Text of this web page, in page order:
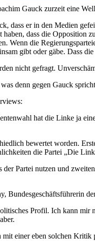
Gauck zurzeit eine
dass er in den Medien
dass die Opposition
Wenn die
gibt oder gäbe. Dass
nicht gefragt.
denn gegen Gauck
hat die Linke ja
bewertet worden.
die Partei „Die
Partei nutzen und
Bundesgeschäftsführerin
Profil. Ich kann mir
einer eben solchen